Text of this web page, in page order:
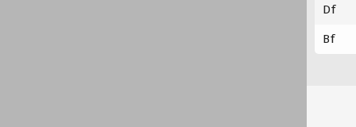
Df
Bf